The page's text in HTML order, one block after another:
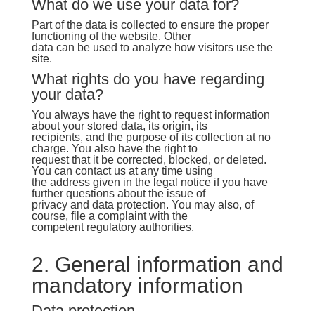
What do we use your data for?
Part of the data is collected to ensure the proper
functioning of the website. Other
data can be used to analyze how visitors use the
site.
What rights do you have regarding
your data?
You always have the right to request information
about your stored data, its origin, its
recipients, and the purpose of its collection at no
charge. You also have the right to
request that it be corrected, blocked, or deleted.
You can contact us at any time using
the address given in the legal notice if you have
further questions about the issue of
privacy and data protection. You may also, of
course, file a complaint with the
competent regulatory authorities.
2. General information and
mandatory information